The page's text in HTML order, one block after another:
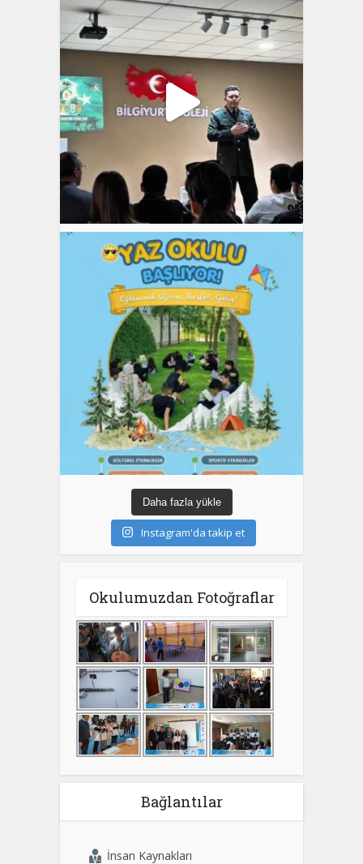
Daha fazla yükle
Instagram'da takip et
Okulumuzdan Fotoğraflar
Bağlantılar
İnsan Kaynakları